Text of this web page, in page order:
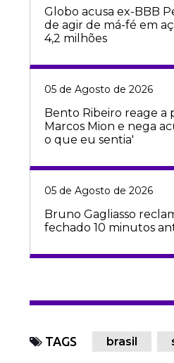
Globo acusa ex-BBB
de agir de má-fé em
4,2 milhões
05 de Agosto de 2026
Bento Ribeiro reage a
Marcos Mion e nega
o que eu sentia'
05 de Agosto de 2026
Bruno Gagliasso
fechado 10 minutos
TAGS brasil